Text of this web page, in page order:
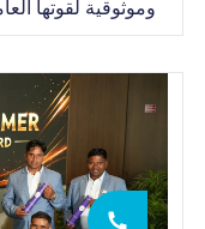
لقوتها العاملة.